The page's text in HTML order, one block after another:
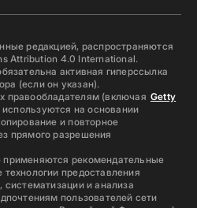
редакцией, распространяются
Attribution 4.0 International.
активная гиперссылка
(если он указан).
правообладателям (включая Getty
на основании
и повторное
прямого разрешения
рекомендательные
предоставления
и анализа
пользователей сети